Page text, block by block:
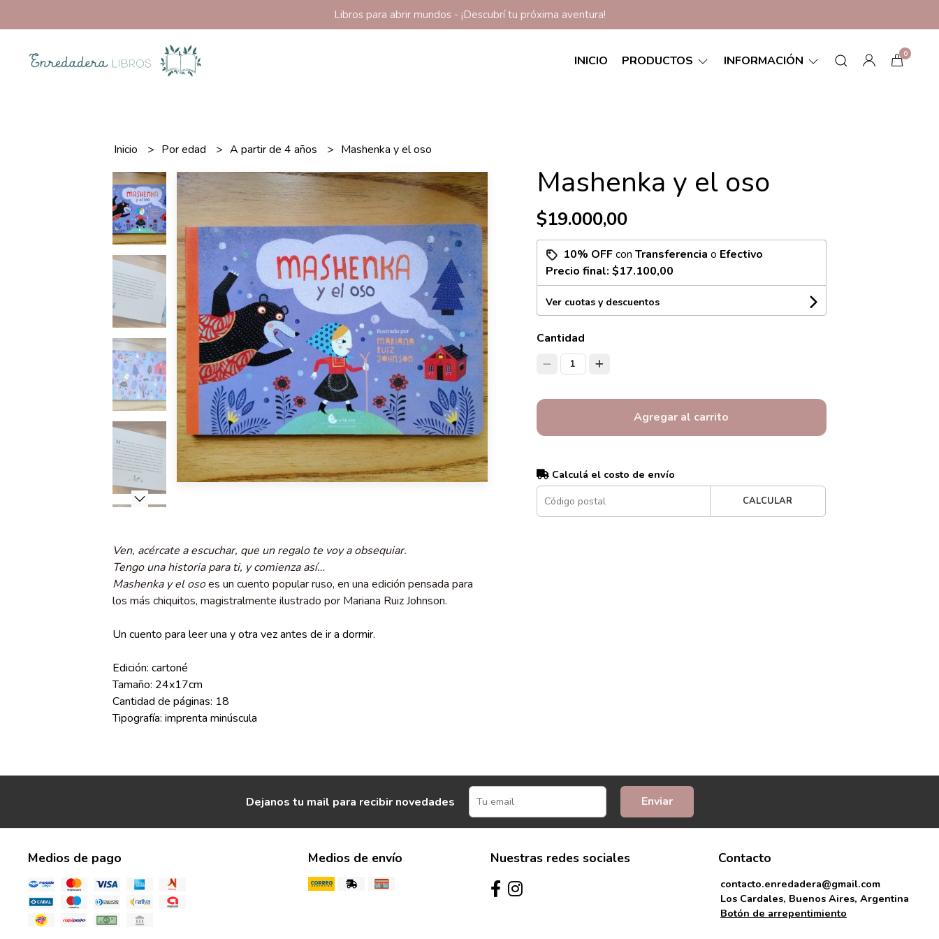
Libros para abrir mundos - ¡Descubrí tu próxima aventura!
INICIO PRODUCTOS INFORMACIÓN 0
Inicio Por edad A partir de 4 años Mashenka y el oso
Ven, acércate a escuchar, que un regalo te voy a obsequiar.
Tengo una historia para ti, y comienza así…
Mashenka y el osoes un cuento popular ruso, en una edición pensada para
los más chiquitos, magistralmente ilustrado por Mariana Ruiz Johnson.
Un cuento para leer una y otra vez antes de ir a dormir.
Edición: cartoné
Tamaño: 24x17cm
Cantidad de páginas: 18
Tipografía: imprenta minúscula
Mashenka y el oso
$19.000,00
10% OFFcon Transferencia o Efectivo
Precio final: $17.100,00
Ver cuotas y descuentos
Cantidad
1
Agregar al carrito
Calculá el costo de envío
CALCULAR
Dejanos tu mail para recibir novedades Enviar
Medios de pago Medios de envío Nuestras redes sociales Contacto
contacto.enredadera@gmail.com
Los Cardales, Buenos Aires, Argentina
Botón de arrepentimiento